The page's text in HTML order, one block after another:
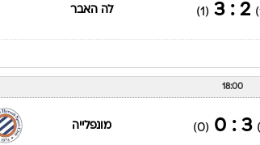
2 : 3
(1) לה האבר
18:00
3 : 0
(0) מונפלייה